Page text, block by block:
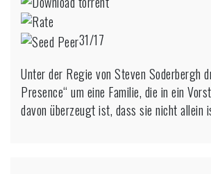
31/17
Unter der Regie von Steven Soderbergh
Presence“ um eine Familie, die in ein
davon überzeugt ist, dass sie nicht allein